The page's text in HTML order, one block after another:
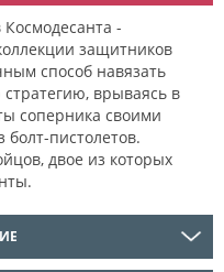
Metal» (+570 грн)
(
+440 грн
(+1415 грн)
Ultramarines» (+495 грн)
-
защитников
способ навязать
врываясь в
соперника своими
пистолетов.
двое из которых